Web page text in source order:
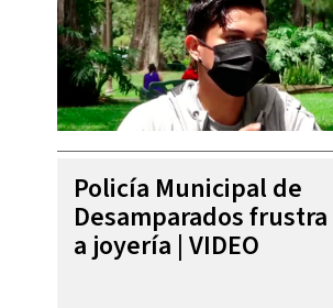
Policía Municipal de
Desamparados
a joyería | VIDEO